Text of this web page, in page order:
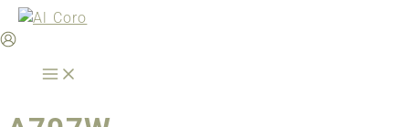
Zum
Inhalt